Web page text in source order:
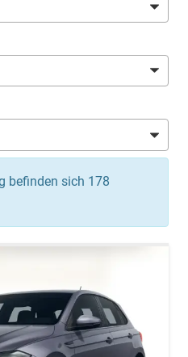
befinden sich 178